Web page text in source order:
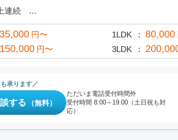
連続 ...
35,000 円〜 1LDK 80,000
150,000 円〜 3LDK
承ります
する （無料）
ただいま電話受付時間外
受付時間 8:00～19:00（土日祝も対
応）